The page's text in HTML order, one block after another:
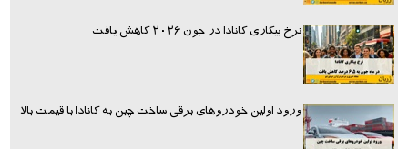
نرخ بیکاری کانادا در جون ۲۰۲۶ کاهش یافت
ورود اولین خودروهای برقی ساخت چین به کانادا با قیمت بالا